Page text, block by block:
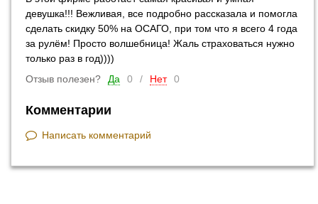
девушка!!! Вежливая, все подробно рассказала и помогла
сделать скидку 50% на ОСАГО, при том что я всего 4 года
за рулём! Просто волшебница! Жаль страховаться нужно
только раз в год))))
Отзыв полезен?
Да 0 / Нет 0
Комментарии
Написать комментарий